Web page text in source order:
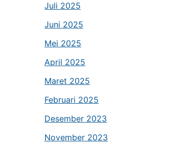
Juli 2025
Juni 2025
Mei 2025
April 2025
Maret 2025
Februari 2025
Desember 2023
November 2023